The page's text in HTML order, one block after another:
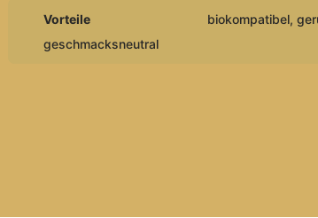
Vorteile
biokompatibel,
geschmacksneutral